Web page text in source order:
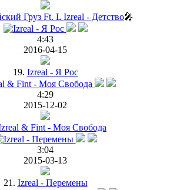
Груз Ft. L Izreal - Детство🎤
4:43
2016-04-15
19. Izreal - Я Рос
4:29
2015-12-02
& Fint - Моя Свобода
3:04
2015-03-13
21. Izreal - Перемены